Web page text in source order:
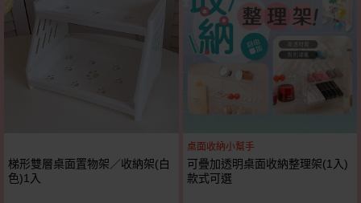
梯形雙層桌面置物架／收納架(白
色)1入
桌面收納小幫手
可疊加透明桌面收納整理架(1入)
款式可選